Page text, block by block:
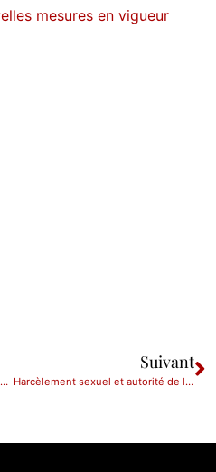
mesures en vigueur
Droit de la route : de nouvelles mesures en vigueur depuis le 22 mai 2020
Suivant
Harcèlement sexuel et autorité de la chose jugée au pénal